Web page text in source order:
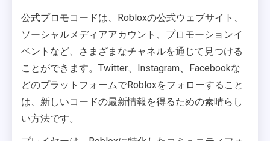
公式プロモコードは、Robloxの公式ウェブサイト、
ソーシャルメディアアカウント、プロモーションイ
ベントなど、さまざまなチャネルを通じて見つける
ことができます。Twitter、Instagram、Facebookな
どのプラットフォームでRobloxをフォローすること
は、新しいコードの最新情報を得るための素晴らし
い方法です。